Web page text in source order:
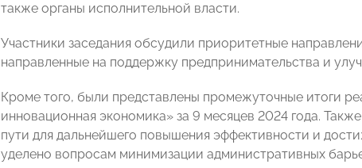
также органы исполнительной власти.
Участники заседания обсудили приоритетные
направленные на поддержку предпринимательства и
Кроме того, были представлены промежуточные итоги
инновационная экономика» за 9 месяцев 2024 года.
пути для дальнейшего повышения эффективности и
уделено вопросам минимизации административных